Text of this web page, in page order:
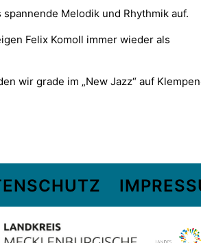
Melodik und Rhythmik auf.
Felix Komoll immer wieder als
wir grade im „New Jazz“ auf